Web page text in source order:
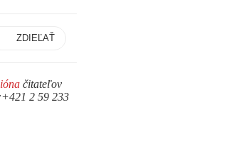
ZDIEĽAŤ
čitateľov
2 59 233